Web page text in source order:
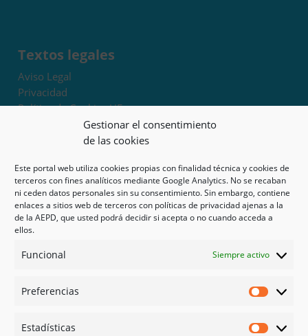
Gestionar el consentimiento
de las cookies
Este portal web utiliza cookies propias con finalidad técnica y cookies de
terceros con fines analíticos mediante Google Analytics. No se recaban
ni ceden datos personales sin su consentimiento. Sin embargo, contiene
enlaces a sitios web de terceros con políticas de privacidad ajenas a la
de la AEPD, que usted podrá decidir si acepta o no cuando acceda a
ellos.
Funcional Siempre activo
Preferencias
Estadísticas
Textos legales
Aviso Legal
Privacidad
Política de Cookies UE
Términos y condiciones
Exoneración de responsabilidad
Mapa del sitio
Mi cuenta
Tienda
Psicología en Murcia
Guías
Redes sociales
Instagram